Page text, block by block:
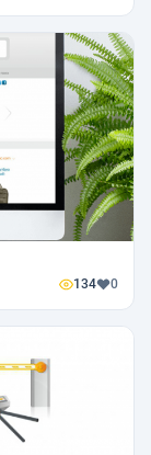
134 0